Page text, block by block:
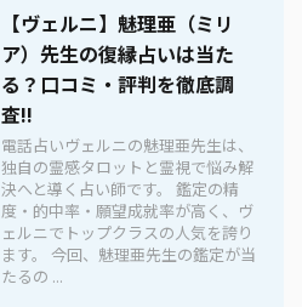
【ヴェルニ】魅理亜（ミリ
ア）先生の復縁占いは当た
る？口コミ・評判を徹底調
査!!
電話占いヴェルニの魅理亜先生は、
独自の霊感タロットと霊視で悩み解
決へと導く占い師です。 鑑定の精
度・的中率・願望成就率が高く、ヴ
ェルニでトップクラスの人気を誇り
ます。 今回、魅理亜先生の鑑定が当
たるの ...